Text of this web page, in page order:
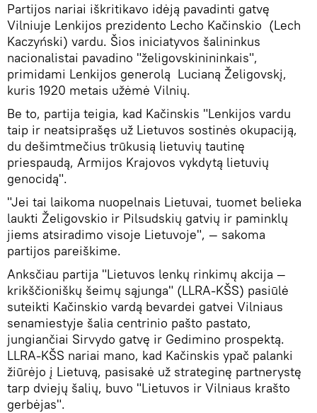
Partijos nariai iškritikavo idėją pavadinti gatvę
Vilniuje Lenkijos prezidento Lecho Kačinskio (Lech
Kaczyński) vardu. Šios iniciatyvos šalininkus
nacionalistai pavadino "želigovskinininkais",
primidami Lenkijos generolą Lucianą Želigovskį,
kuris 1920 metais užėmė Vilnių.
Be to, partija teigia, kad Kačinskis "Lenkijos vardu
taip ir neatsiprašęs už Lietuvos sostinės okupaciją,
du dešimtmečius trūkusią lietuvių tautinę
priespaudą, Armijos Krajovos vykdytą lietuvių
genocidą".
"Jei tai laikoma nuopelnais Lietuvai, tuomet belieka
laukti Želigovskio ir Pilsudskių gatvių ir paminklų
jiems atsiradimo visoje Lietuvoje", — sakoma
partijos pareiškime.
Anksčiau partija "Lietuvos lenkų rinkimų akcija —
krikščioniškų šeimų sąjunga" (LLRA-KŠS) pasiūlė
suteikti Kačinskio vardą bevardei gatvei Vilniaus
senamiestyje šalia centrinio pašto pastato,
jungiančiai Sirvydo gatvę ir Gedimino prospektą.
LLRA-KŠS nariai mano, kad Kačinskis ypač palanki
žiūrėjo į Lietuvą, pasisakė už strateginę partnerystę
tarp dviejų šalių, buvo "Lietuvos ir Vilniaus krašto
gerbėjas".